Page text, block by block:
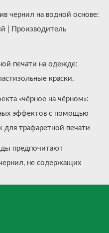
чернил на водной основе:
| Производитель
печати на одежде:
краски.
«чёрное на чёрном»:
эффектов с помощью
для трафаретной печати
предпочитают
не содержащих